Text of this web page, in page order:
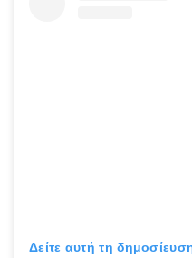
Δείτε αυτή τη